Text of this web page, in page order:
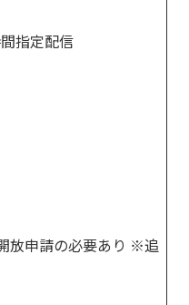
指定配信
放申請の必要あり ※追